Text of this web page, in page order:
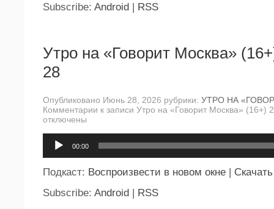
Subscribe: Android | RSS
Утро на «Говорит Москва»
28
Опубликовано Июнь 28, 2026 рубрики: УТРО НА
Комментарии к записи Утро на «Говорит Москва» (16+)
отключены
00:00
Подкаст: Воспроизвести в новом окне | Скачать
Subscribe: Android | RSS